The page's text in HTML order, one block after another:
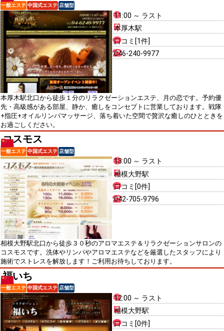
一般エステ 中国式エステ 店舗型
11:00 ～ ラスト
本厚木駅
口コミ[1件]
046-240-9977
本厚木駅北口から徒歩１分のリラクゼーションエステ、月の恋です。予約優
先・高級感がある部屋、静か、癒しをコンセプトに営業しております。戦隊
+指圧+オイルリンパマッサージ、落ち着いた空間で贅沢な癒しのひとときを
お過ごしください。
コスモス
一般エステ 中国式エステ 店舗型
13:00 ～ ラスト
相模大野駅
口コミ[0件]
042-705-9796
相模大野駅北口から徒歩３０秒のアロマエステ＆リラクゼーションサロンの
コスモスです。洗体やリンパやアロマエステなどを厳選したスタッフにより
施術でストレスを解放します！ご利用お待ちしております。
福いち
一般エステ 中国式エステ 店舗型
12:00 ～ ラスト
相模大野駅
口コミ[0件]